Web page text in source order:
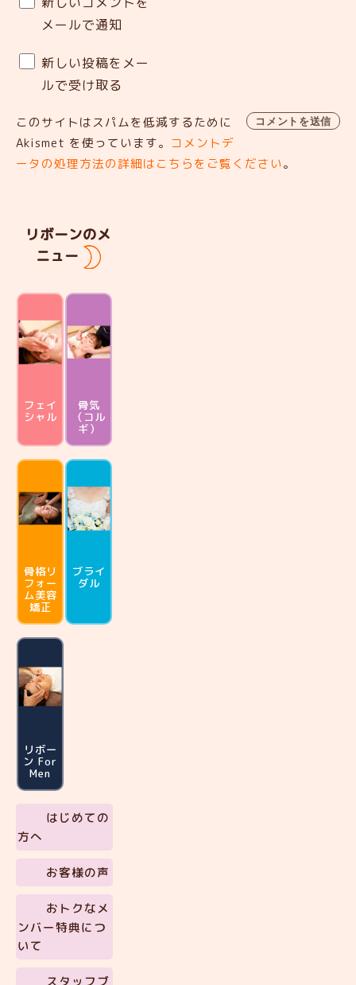
メールで通知
新しい投稿をメー
ルで受け取る
このサイトはスパムを低減するために
Akismet を使っています。 コメントデ
ータの処理方法の詳細はこちらをご覧ください。
リボーンのメ
ニュー
フェイ
シャル
骨気
（コル
ギ）
骨格リ
フォー
ム美容
矯正
ブライ
ダル
リボー
ン For
Men
はじめての
方へ
お客様の声
おトクなメ
ンバー特典につ
いて
スタッフブ